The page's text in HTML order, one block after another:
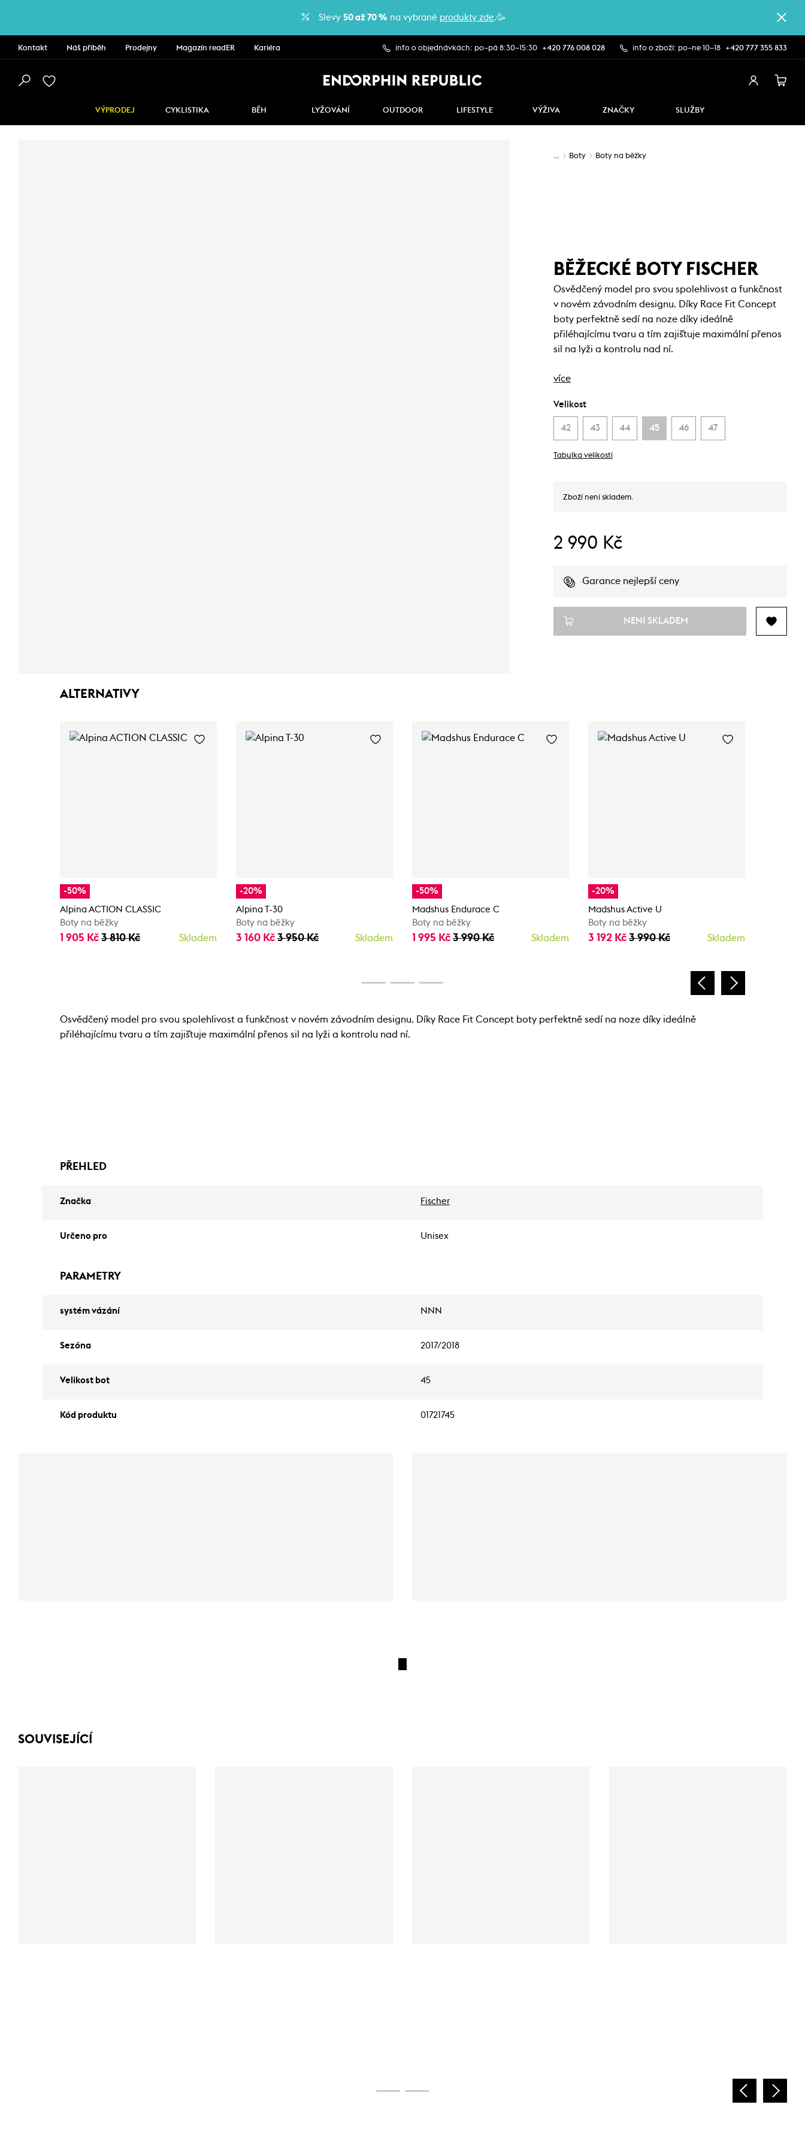
Slevy 50 až 70 % na vybrané produkty zde.🥳
Kontakt Náš příběh Prodejny Magazín readER Kariéra info o objednávkách: po–pá 8:30–15:30 +420 776 008 028 info o zboží: po–ne 10–18 +420 777 355 833
VÝPRODEJ CYKLISTIKA BĚH LYŽOVÁNÍ OUTDOOR LIFESTYLE VÝŽIVA ZNAČKY SLUŽBY
… Boty Boty na běžky
BĚŽECKÉ BOTY FISCHER
Osvědčený model pro svou spolehlivost a funkčnost
v novém závodním designu. Díky Race Fit Concept
boty perfektně sedí na noze díky ideálně
přiléhajícímu tvaru a tím zajiš´tuje maximální přenos
sil na lyži a kontrolu nad ní.
více
Velikost
42 43 44 45 46 47
Tabulka velikostí
Zboží není skladem.
2 990 Kč
Garance nejlepší ceny
NENÍ SKLADEM
ALTERNATIVY
-50%
Alpina ACTION CLASSIC
Boty na běžky
1 905 Kč 3 810 Kč Skladem
-20%
Alpina T-30
Boty na běžky
3 160 Kč 3 950 Kč Skladem
-50%
Madshus Endurace C
Boty na běžky
1 995 Kč 3 990 Kč Skladem
-20%
Madshus Active U
Boty na běžky
3 192 Kč 3 990 Kč Skladem
Osvědčený model pro svou spolehlivost a funkčnost v novém závodním designu. Díky Race Fit Concept boty perfektně sedí na noze díky ideálně
přiléhajícímu tvaru a tím zajiš´tuje maximální přenos sil na lyži a kontrolu nad ní.
PŘEHLED
Značka Fischer
Určeno pro Unisex
PARAMETRY
systém vázání NNN
Sezóna 2017/2018
Velikost bot 45
Kód produktu 01721745
SOUVISEJÍCÍ